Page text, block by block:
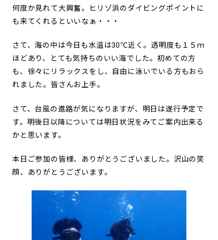
何度か見れて大興奮。ヒリゾ浜のダイビングポイントに
も来てくれるといいなぁ・・・
さて、海の中は今日も水温は30℃近く。透明度も１５ｍ
ほどあり、とても気持ちのいい海でした。初めての方
も、徐々にリラックスをし、自由に泳いでいる方もおら
れました。皆さんお上手。
さて、台風の進路が気になりますが、明日は遂行予定で
す。明後日以降については明日状況をみてご案内出来る
かと思います。
本日ご参加の皆様、ありがとうございました。沢山の笑
顔、ありがとうございます。